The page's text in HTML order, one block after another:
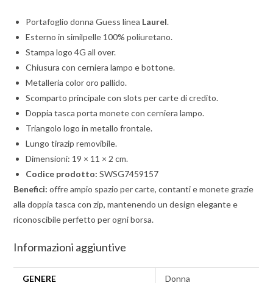
Portafoglio donna Guess linea Laurel.
Esterno in similpelle 100% poliuretano.
Stampa logo 4G all over.
Chiusura con cerniera lampo e bottone.
Metalleria color oro pallido.
Scomparto principale con slots per carte di credito.
Doppia tasca porta monete con cerniera lampo.
Triangolo logo in metallo frontale.
Lungo tirazip removibile.
Dimensioni: 19 × 11 × 2 cm.
Codice prodotto: SWSG7459157
Benefici: offre ampio spazio per carte, contanti e monete grazie
alla doppia tasca con zip, mantenendo un design elegante e
riconoscibile perfetto per ogni borsa.
Informazioni aggiuntive
GENERE Donna